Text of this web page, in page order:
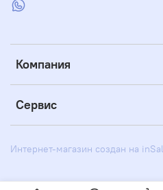
Компания
Сервис
Интернет-магазин создан на